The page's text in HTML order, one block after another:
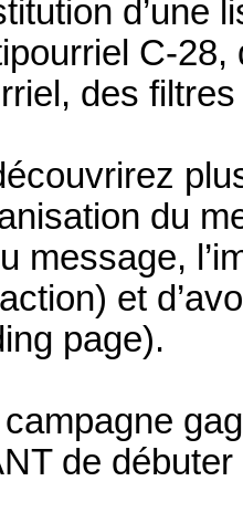
d’une
C-
des
du
message,
et
page).
de